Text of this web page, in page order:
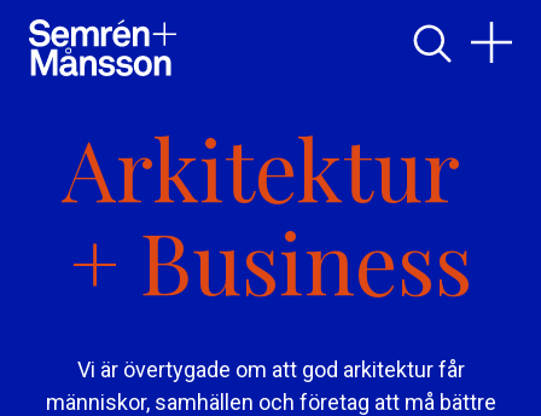
Arkitektur
Arkitektur
+
+ Business
Business
Vi är övertygade om att god arkitektur får
människor, samhällen och företag att må bättre